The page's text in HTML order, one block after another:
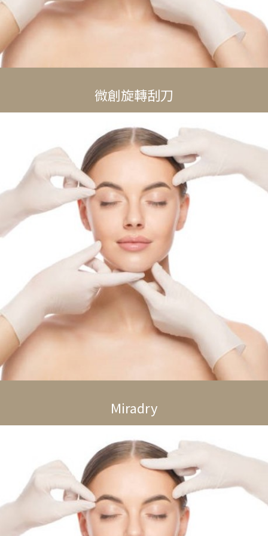
微創旋轉刮刀
Miradry